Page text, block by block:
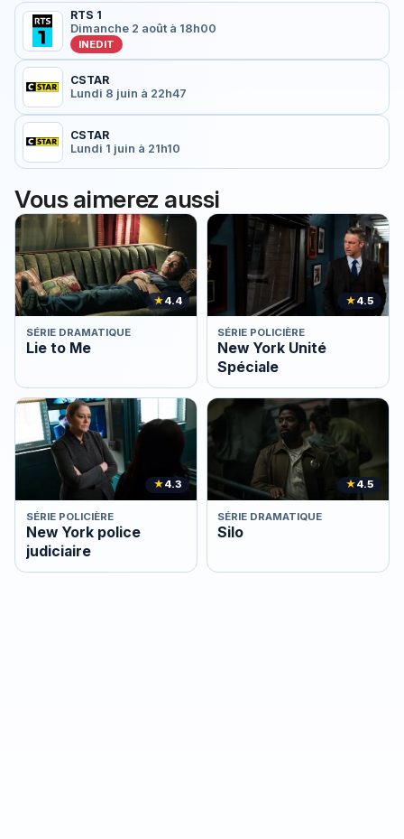
RTS 1
Dimanche 2 août à 18h00
INEDIT
CSTAR
Lundi 8 juin à 22h47
CSTAR
Lundi 1 juin à 21h10
Vous aimerez aussi
★4.4
SÉRIE DRAMATIQUE
Lie to Me
★4.5
SÉRIE POLICIÈRE
New York Unité
Spéciale
★4.3
SÉRIE POLICIÈRE
New York police
judiciaire
★4.5
SÉRIE DRAMATIQUE
Silo